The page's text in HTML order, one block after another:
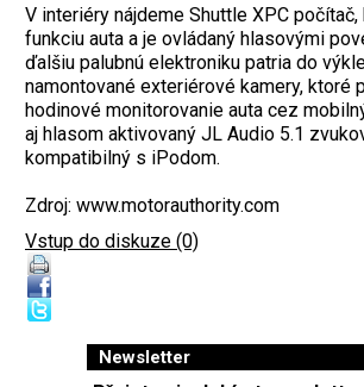
V interiéry nájdeme Shuttle XPC
funkciu auta a je ovládaný hlasovými
ďalšiu palubnú elektroniku patria do
namontované exteriérové kamery, ktoré
hodinové monitorovanie auta cez
aj hlasom aktivovaný JL Audio 5.1
kompatibilný s iPodom.
Zdroj: www.motorauthority.com
Vstup do diskuze (0)
Newsletter